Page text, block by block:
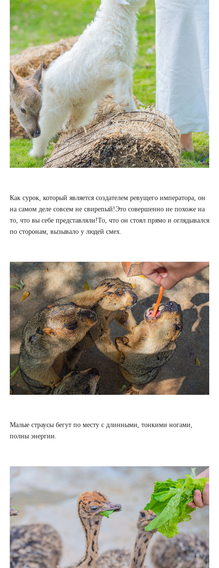
Как сурок, который является создателем ревущего императора, он
на самом деле совсем не свирепый!Это совершенно не похоже на
то, что вы себе представляли!То, что он стоял прямо и оглядывался
по сторонам, вызывало у людей смех.
Малые страусы бегут по месту с длинными, тонкими ногами,
полны энергии.